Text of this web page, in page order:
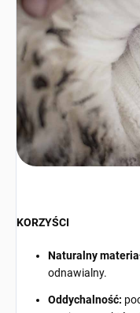
KORZYŚCI
Naturalny
odnawialny.
Oddychalność: